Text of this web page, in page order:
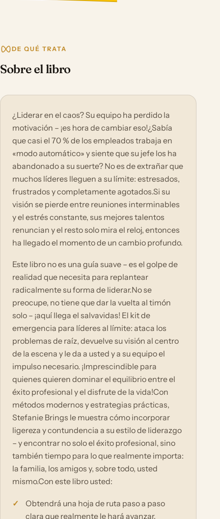
DE QUÉ TRATA
Sobre el libro
¿Liderar en el caos? Su equipo ha perdido la
motivación – ¡es hora de cambiar eso!¿Sabía
que casi el 70 % de los empleados trabaja en
«modo automático» y siente que su jefe los ha
abandonado a su suerte? No es de extrañar que
muchos líderes lleguen a su límite: estresados,
frustrados y completamente agotados.Si su
visión se pierde entre reuniones interminables
y el estrés constante, sus mejores talentos
renuncian y el resto solo mira el reloj, entonces
ha llegado el momento de un cambio profundo.
Este libro no es una guía suave – es el golpe de
realidad que necesita para replantear
radicalmente su forma de liderar.No se
preocupe, no tiene que dar la vuelta al timón
solo – ¡aquí llega el salvavidas! El kit de
emergencia para líderes al límite: ataca los
problemas de raíz, devuelve su visión al centro
de la escena y le da a usted y a su equipo el
impulso necesario. ¡Imprescindible para
quienes quieren dominar el equilibrio entre el
éxito profesional y el disfrute de la vida!Con
métodos modernos y estrategias prácticas,
Stefanie Brings le muestra cómo incorporar
ligereza y contundencia a su estilo de liderazgo
– y encontrar no solo el éxito profesional, sino
también tiempo para lo que realmente importa:
la familia, los amigos y, sobre todo, usted
mismo.Con este libro usted:
Obtendrá una hoja de ruta paso a paso
clara que realmente le hará avanzar.